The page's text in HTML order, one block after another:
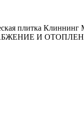
плитка Клиннинг
И